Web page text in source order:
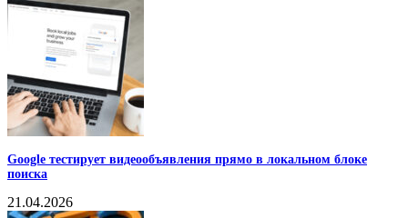
Google тестирует видеообъявления прямо в локальном блоке
поиска
21.04.2026